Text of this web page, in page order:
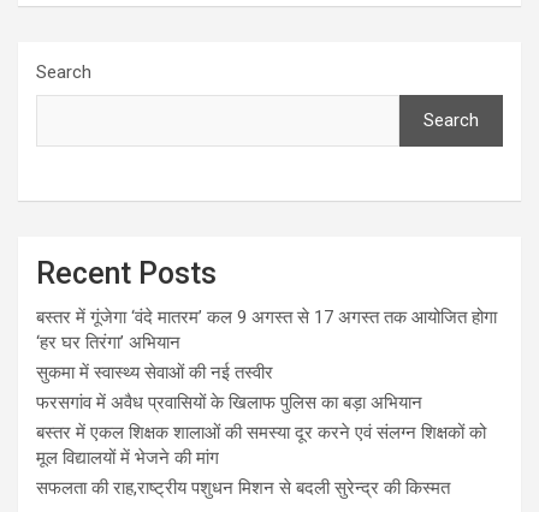
Search
Search
Recent Posts
बस्तर में गूंजेगा ‘वंदे मातरम’ कल 9 अगस्त से 17 अगस्त तक आयोजित होगा
‘हर घर तिरंगा’ अभियान
सुकमा में स्वास्थ्य सेवाओं की नई तस्वीर
फरसगांव में अवैध प्रवासियों के खिलाफ पुलिस का बड़ा अभियान
बस्तर में एकल शिक्षक शालाओं की समस्या दूर करने एवं संलग्न शिक्षकों को
मूल विद्यालयों में भेजने की मांग
सफलता की राह,राष्ट्रीय पशुधन मिशन से बदली सुरेन्द्र की किस्मत